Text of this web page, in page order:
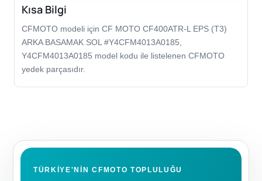
Kısa Bilgi
CFMOTO modeli için CF MOTO CF400ATR-L EPS (T3)
ARKA BASAMAK SOL #Y4CFM4013A0185,
Y4CFM4013A0185 model kodu ile listelenen CFMOTO
yedek parçasıdır.
TÜRKIYE'NIN CFMOTO TOPLULUĞU